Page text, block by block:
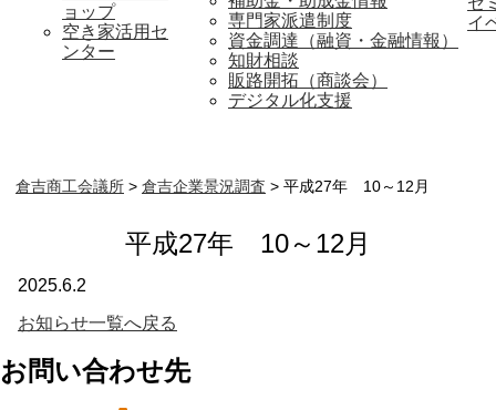
ョップ
空き家活用セ
ンター
専門家派遣制度
資金調達（融資・金融情報）
知財相談
販路開拓（商談会）
デジタル化支援
イ
倉吉商工会議所 > 倉吉企業景況調査 > 平成27年 10～12月
平成27年 10～12月
2025.6.2
お知らせ一覧へ戻る
お問い合わせ先